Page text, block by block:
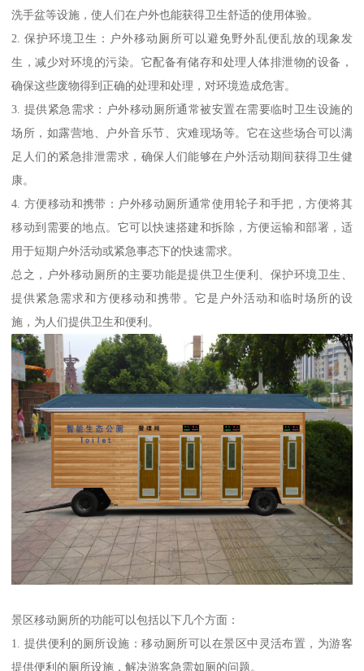
洗手盆等设施，使人们在户外也能获得卫生舒适的使用体验。
2. 保护环境卫生：户外移动厕所可以避免野外乱便乱放的现象发
生，减少对环境的污染。它配备有储存和处理人体排泄物的设备，
确保这些废物得到正确的处理和处理，对环境造成危害。
3. 提供紧急需求：户外移动厕所通常被安置在需要临时卫生设施的
场所，如露营地、户外音乐节、灾难现场等。它在这些场合可以满
足人们的紧急排泄需求，确保人们能够在户外活动期间获得卫生健
康。
4. 方便移动和携带：户外移动厕所通常使用轮子和手把，方便将其
移动到需要的地点。它可以快速搭建和拆除，方便运输和部署，适
用于短期户外活动或紧急事态下的快速需求。
总之，户外移动厕所的主要功能是提供卫生便利、保护环境卫生、
提供紧急需求和方便移动和携带。它是户外活动和临时场所的设
施，为人们提供卫生和便利。
景区移动厕所的功能可以包括以下几个方面：
1. 提供便利的厕所设施：移动厕所可以在景区中灵活布置，为游客
提供便利的厕所设施，解决游客急需如厕的问题。